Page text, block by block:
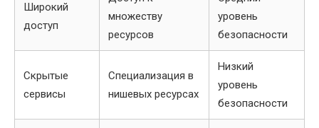
Широкий
доступ
множеству
ресурсов
уровень
безопасности
Скрытые
сервисы
Специализация в
нишевых ресурсах
Низкий
уровень
безопасности